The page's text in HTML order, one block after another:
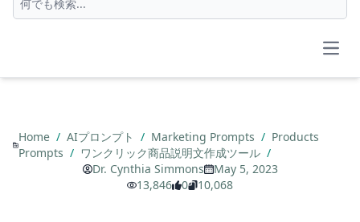
Home / AIプロンプト / Marketing Prompts / Products
Prompts / ワンクリック商品説明文作成ツール /
Dr. Cynthia Simmons
May 5, 2023
13,846
0 10,068